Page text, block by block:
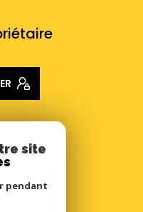
site
pendant